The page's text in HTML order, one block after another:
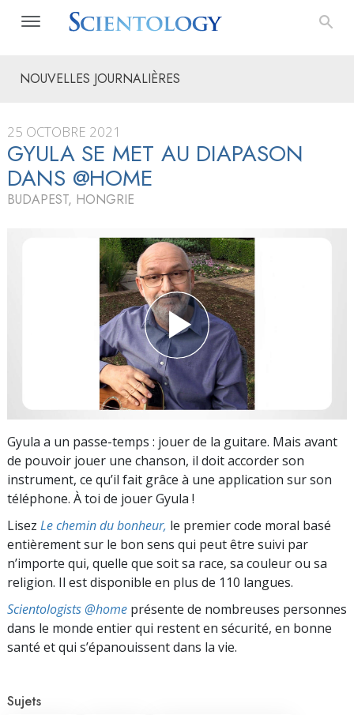
NOUVELLES JOURNALIÈRES
25 OCTOBRE 2021
GYULA SE MET AU DIAPASON
DANS @HOME
BUDAPEST, HONGRIE
Gyula a un passe-temps : jouer de la guitare. Mais avant
de pouvoir jouer une chanson, il doit accorder son
instrument, ce qu’il fait grâce à une application sur son
téléphone. À toi de jouer Gyula !
Lisez Le chemin du bonheur, le premier code moral basé
entièrement sur le bon sens qui peut être suivi par
n’importe qui, quelle que soit sa race, sa couleur ou sa
religion. Il est disponible en plus de 110 langues.
Scientologists @home présente de nombreuses personnes
dans le monde entier qui restent en sécurité, en bonne
santé et qui s’épanouissent dans la vie.
Sujets